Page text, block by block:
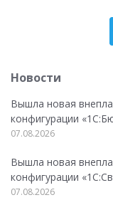
Новости
Вышла новая
конфигурации
07.08.2026
Вышла новая
конфигурации
07.08.2026